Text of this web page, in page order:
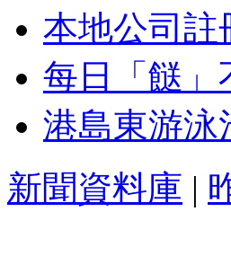
本地公司註
每日「餸
港島東游泳
新聞資料庫 |